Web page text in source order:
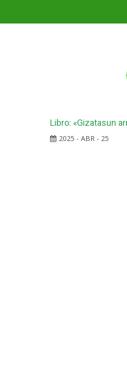
Libro: «Gizatasun
2025 - ABR - 25